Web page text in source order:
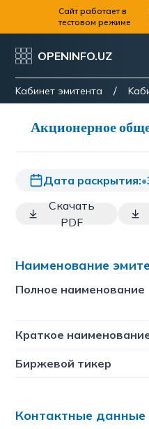
Сайт работает в
тестовом режиме
OPENINFO.UZ
Kабинет эмитента /
Акционерное
Дата раскрытия:•
Скачать
PDF
Наименование
Полное наименование
Краткое
Биржевой тикер
Контактные данные